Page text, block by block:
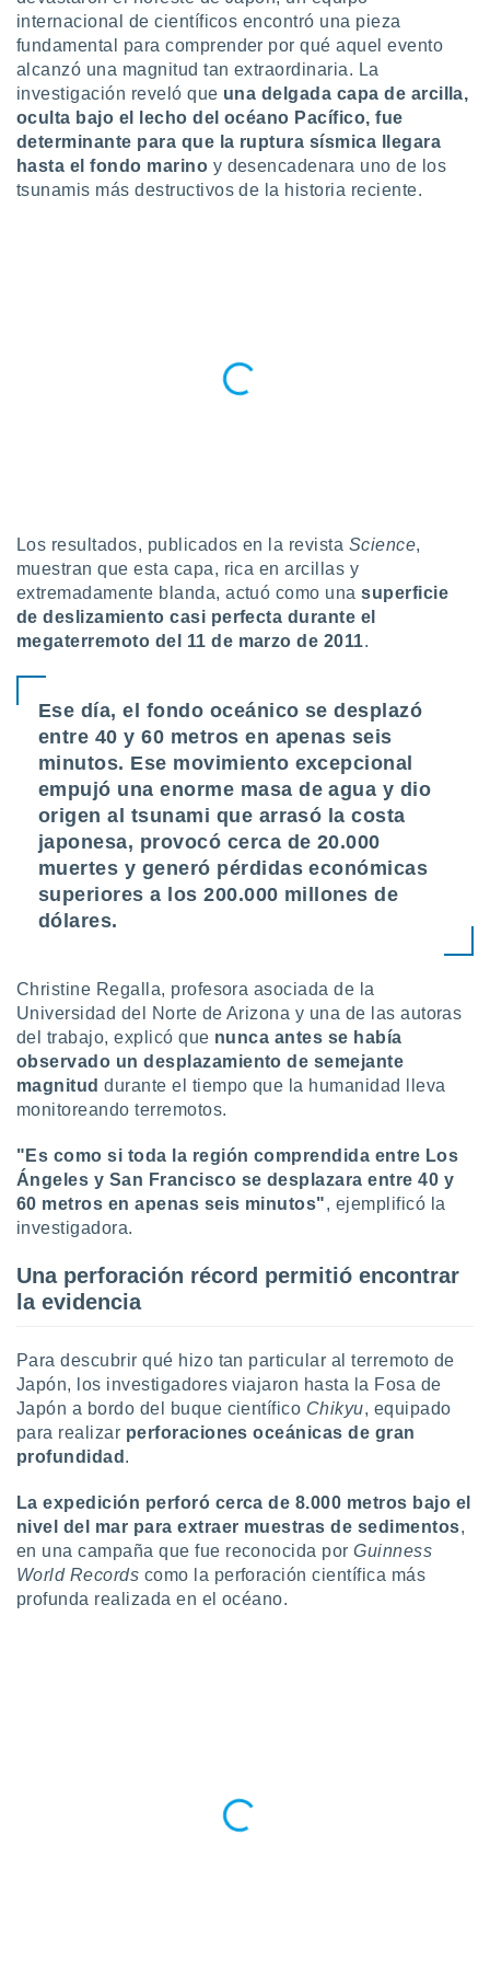
y
en
más
nuestra
sitio
te
de que
sean
el sitio
para
ni para
o
aunque
no
Puedes
abono
únicos
similares
sitio
IP
traten tus
en
interés
a lo que
Para
u
datos
momento
en
en
internacional de científicos encontró una pieza
fundamental para comprender por qué aquel evento
alcanzó una magnitud tan extraordinaria. La
investigación reveló que una delgada capa de arcilla,
oculta bajo el lecho del océano Pacífico, fue
determinante para que la ruptura sísmica llegara
hasta el fondo marino y desencadenara uno de los
tsunamis más destructivos de la historia reciente.
Los resultados, publicados en la revista Science,
muestran que esta capa, rica en arcillas y
extremadamente blanda, actuó como unasuperficie
de deslizamiento casi perfecta durante el
megaterremoto del 11 de marzo de 2011.
Ese día, el fondo oceánico se desplazó
entre 40 y 60 metros en apenas seis
minutos. Ese movimiento excepcional
empujó una enorme masa de agua y dio
origen al tsunami que arrasó la costa
japonesa, provocó cerca de 20.000
muertes y generó pérdidas económicas
superiores a los 200.000 millones de
dólares.
Christine Regalla, profesora asociada de la
Universidad del Norte de Arizona y una de las autoras
del trabajo, explicó que nunca antes se había
observado un desplazamiento de semejante
magnitud durante el tiempo que la humanidad lleva
monitoreando terremotos.
"Es como si toda la región comprendida entre Los
Ángeles y San Francisco se desplazara entre 40 y
60 metros en apenas seis minutos", ejemplificó la
investigadora.
Una perforación récord permitió encontrar
la evidencia
Para descubrir qué hizo tan particular al terremoto de
Japón, los investigadores viajaron hasta la Fosa de
Japón a bordo del buque científico Chikyu, equipado
para realizar perforaciones oceánicas de gran
profundidad .
La expedición perforó cerca de 8.000 metros bajo el
nivel del mar para extraer muestras de sedimentos,
en una campaña que fue reconocida porGuinness
World Records como la perforación científica más
profunda realizada en el océano.